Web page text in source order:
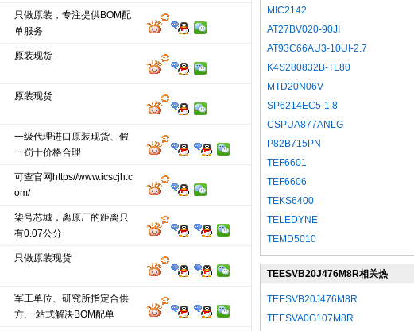
只做原装，专注提供BOM配
单服务
原装现货
原装现货
一级代理进口原装现货、假
一罚十价格合理
可查官网https//www.icscjh.c
om/
柒号芯城，离原厂的距离只
有0.07公分
只做原装现货
军工单位、研究所指定合供
方,一站式解决BOM配单
MIC2142
AT27BV020-90JI
AT93C66AU3-10UI-2.7
K4S280832B-TL80
MTD20N06V
SP6214EC5-1.8
CSPUA877ANLG
P82B715PN
TEF6601
TEF6606
TEKS6400
TELEDYNE
TEMD5010
TEESVB20J476M8R相关热
门型号
TEESVB20J476M8R
TEESVA0G107M8R